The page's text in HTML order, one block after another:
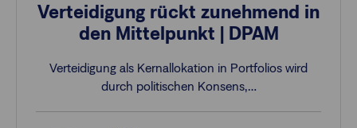
Verteidigung rückt zunehmend in
den Mittelpunkt | DPAM
Verteidigung als Kernallokation in Portfolios wird
durch politischen Konsens,…